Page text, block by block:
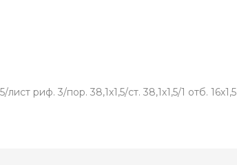
риф. 3/пор. 38,1х1,5/ст. 38,1х1,5/1 отб. 16х1,5